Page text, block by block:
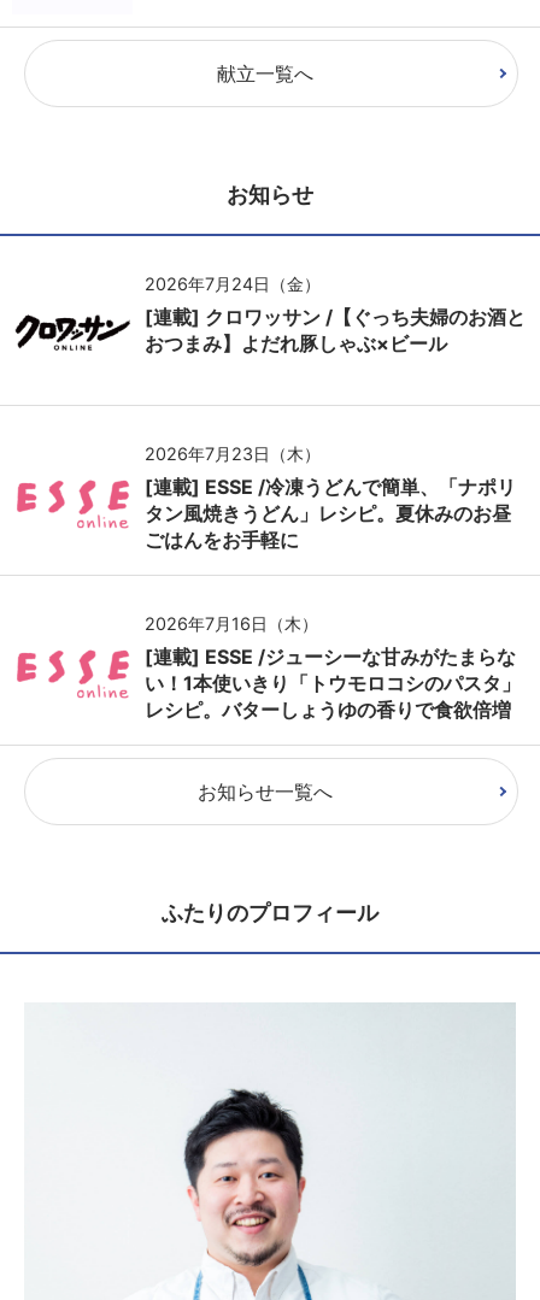
献立一覧へ
お知らせ
2026年7月24日（金）
[連載] クロワッサン /【ぐっち夫婦のお酒と
おつまみ】よだれ豚しゃぶ×ビール
2026年7月23日（木）
[連載] ESSE /冷凍うどんで簡単、「ナポリ
タン風焼きうどん」レシピ。夏休みのお昼
ごはんをお手軽に
2026年7月16日（木）
[連載] ESSE /ジューシーな甘みがたまらな
い！1本使いきり「トウモロコシのパスタ」
レシピ。バターしょうゆの香りで食欲倍増
お知らせ一覧へ
ふたりのプロフィール